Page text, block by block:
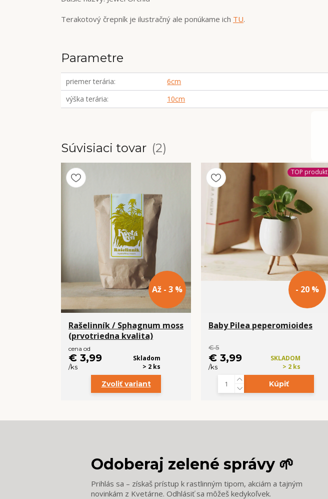
Terakotový črepník je ilustračný ale ponúkame ich TU.
Parametre
priemer terária
6cm
výška terária
10cm
Súvisiaci tovar 2
Až - 3 %
Rašelinník / Sphagnum moss
(prvotriedna kvalita)
cena od
€ 3,99
/ks
Skladom
> 2 ks
Zvoliť variant
TOP produkt
- 20 %
Baby Pilea peperomioides
€ 5
€ 3,99
/ks
SKLADOM
> 2 ks
Kúpiť
Odoberaj zelené správy 🌱
Prihlás sa – získaš prístup k rastlinným tipom, akciám a tajným
novinkám z Kvetárne. Odhlásiť sa môžeš kedykoľvek.